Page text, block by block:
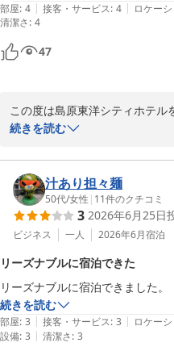
部屋: 4 | 接客・サービス: 4 | ロケー
清潔さ: 4
47
この度は島原東洋シティホテル
ございます。
駐車場につきましてもご満足い
す。
また、フロントスタッフの対応
き、本人にも共有させていただ
葉が、スタッフにとって何より
当ホテルは島原港駅から徒歩5
や観光の拠点として便利にご利
今後もお客様に快適にお過ごし
めてまいります。
続きを読む
汁あり担々麺
50代/女性 | 11件のクチコミ
3 2026年6月25日
ビジネス 一人 2026年6月宿泊
リーズナブルに宿泊できた
リーズナブルに宿泊できました。
続きを読む
部屋: 3 | 接客・サービス: 3 | ロケー
設備: 3 | 清潔さ: 3